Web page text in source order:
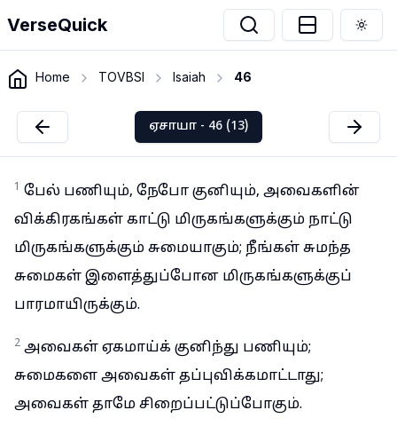
VerseQuick
Home TOVBSI Isaiah 46
ஏசாயா - 46 (13)
1 பேல் பணியும், நேபோ குனியும், அவைகளின்
விக்கிரகங்கள் காட்டு மிருகங்களுக்கும் நாட்டு
மிருகங்களுக்கும் சுமையாகும்; நீங்கள் சுமந்த
சுமைகள் இளைத்துப்போன மிருகங்களுக்குப்
பாரமாயிருக்கும்.
2 அவைகள் ஏகமாய்க் குனிந்து பணியும்;
சுமைகளை அவைகள் தப்புவிக்கமாட்டாது;
அவைகள் தாமே சிறைப்பட்டுப்போகும்.